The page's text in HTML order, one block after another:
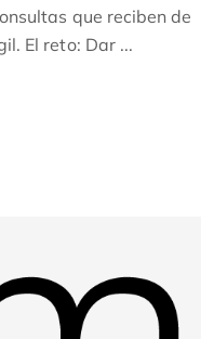
que reciben de
El reto: Dar ...